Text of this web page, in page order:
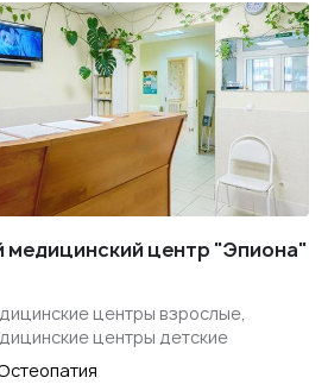
центр "Эпиона"
центры взрослые,
центры детские